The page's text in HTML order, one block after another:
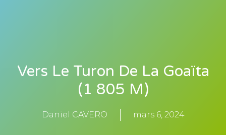
Vers Le Turon De La Goaïta
(1 805 M)
Daniel CAVERO mars 6, 2024